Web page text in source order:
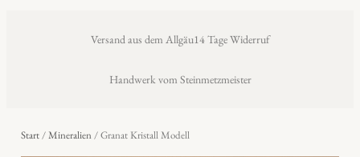
Versand aus dem Allgäu14 Tage Widerruf
Handwerk vom Steinmetzmeister
Start/Mineralien/ Granat Kristall Modell